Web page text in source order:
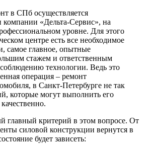
в СПб осуществляется
компании «Дельта-Сервис», на
уровне. Для этого
центре есть все необходимое
самое главное, опытные
стажем и ответственным
технологии. Ведь это
операция – ремонт
в Санкт-Петербурге не так
которые могут выполнить его
главный критерий в этом вопросе. От
силовой конструкции вернутся в
будет зависеть: